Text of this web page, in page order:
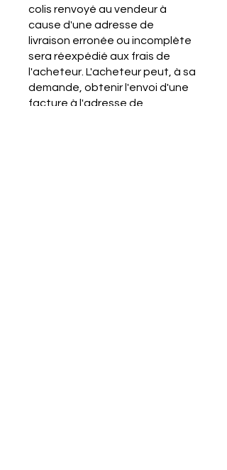
colis renvoyé au vendeur à
cause d'une adresse de
livraison erronée ou incomplète
sera réexpédié aux frais de
l'acheteur. L'acheteur peut, à sa
demande, obtenir l'envoi d'une
facture à l'adresse de